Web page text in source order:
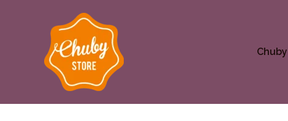
Chuby